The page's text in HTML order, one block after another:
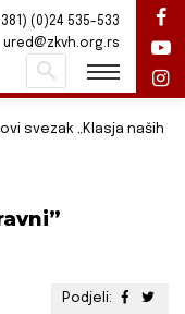
svezak „Klasja naših
Podjeli:
(0)24 535-533
ured@zkvh.org.rs
Pretraži